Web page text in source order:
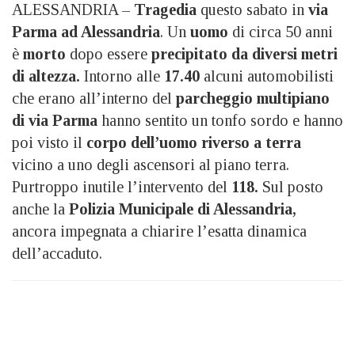
ALESSANDRIA – Tragedia questo sabato in via
Parma ad Alessandria. Un uomo di circa 50 anni
è morto dopo essere precipitato da diversi metri
di altezza. Intorno alle 17.40 alcuni automobilisti
che erano all’interno del parcheggio multipiano
di via Parma hanno sentito un tonfo sordo e hanno
poi visto il corpo dell’uomo riverso a terra
vicino a uno degli ascensori al piano terra.
Purtroppo inutile l’intervento del 118. Sul posto
anche la Polizia Municipale di Alessandria,
ancora impegnata a chiarire l’esatta dinamica
dell’accaduto.